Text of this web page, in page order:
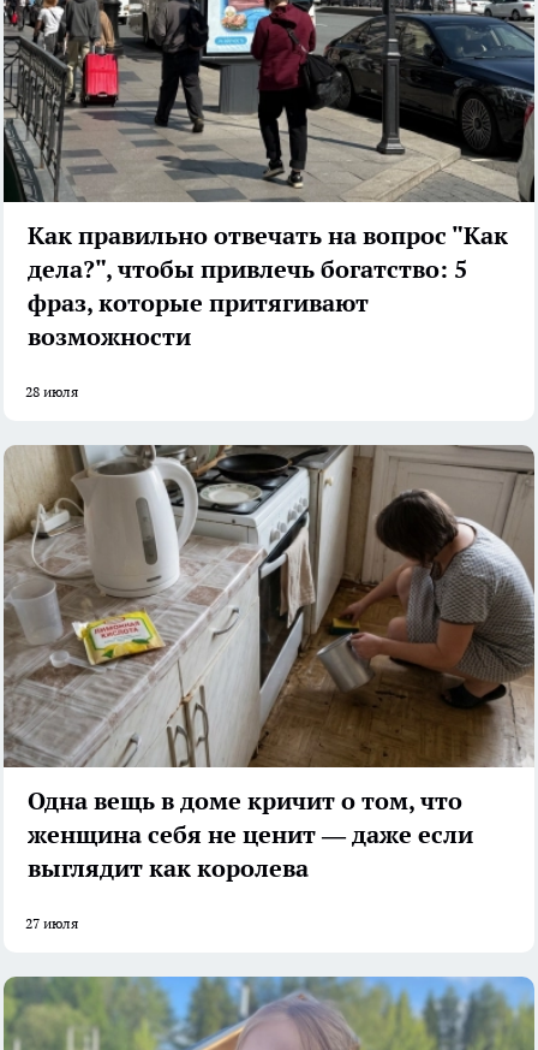
Как правильно отвечать на вопрос "Как
дела?", чтобы привлечь богатство: 5
фраз, которые притягивают
возможности
28 июля
Одна вещь в доме кричит о том, что
женщина себя не ценит — даже если
выглядит как королева
27 июля